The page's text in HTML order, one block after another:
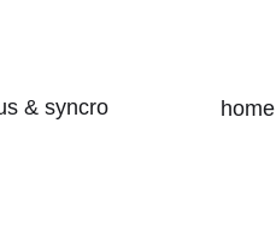
& syncro home